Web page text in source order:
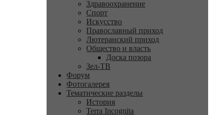
Здравоохранение
Спорт
Искусство
Православный приход
Лютеранский приход
Общество и власть
Доска позора
Зел-ТВ
Форум
Фотогалерея
Тематические разделы
История
Terra Incognita